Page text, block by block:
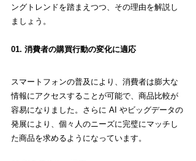
ングトレンドを踏まえつつ、その理由を解説し
ましょう。
01. 消費者の購買行動の変化に適応
スマートフォンの普及により、消費者は膨大な
情報にアクセスすることが可能で、商品比較が
容易になりました。さらに AI やビッグデータの
発展により、個々人のニーズに完璧にマッチし
た商品を求めるようになっています。